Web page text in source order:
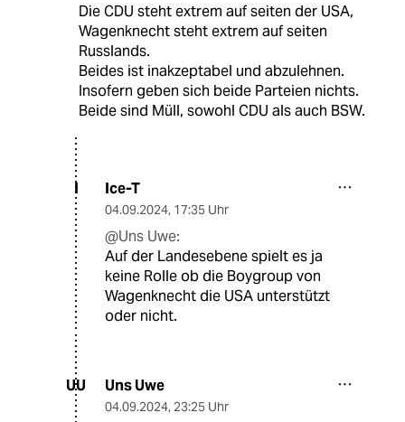
Die CDU steht extrem auf seiten der USA,
Wagenknecht steht extrem auf seiten
Russlands.
Beides ist inakzeptabel und abzulehnen.
Insofern geben sich beide Parteien nichts.
Beide sind Müll, sowohl CDU als auch BSW.
I Ice-T
04.09.2024, 17:35 Uhr
@Uns Uwe:
Auf der Landesebene spielt es ja
keine Rolle ob die Boygroup von
Wagenknecht die USA unterstützt
oder nicht.
UU Uns Uwe
04.09.2024, 23:25 Uhr